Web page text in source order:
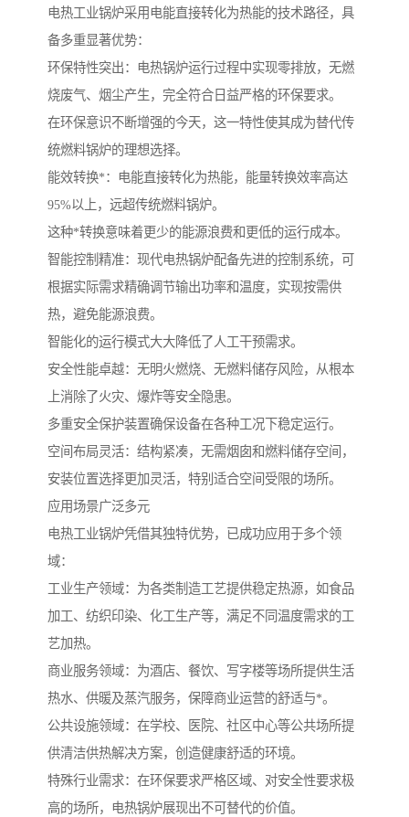
电热工业锅炉采用电能直接转化为热能的技术路径，具
备多重显著优势：
环保特性突出：电热锅炉运行过程中实现零排放，无燃
烧废气、烟尘产生，完全符合日益严格的环保要求。
在环保意识不断增强的今天，这一特性使其成为替代传
统燃料锅炉的理想选择。
能效转换*：电能直接转化为热能，能量转换效率高达
95%以上，远超传统燃料锅炉。
这种*转换意味着更少的能源浪费和更低的运行成本。
智能控制精准：现代电热锅炉配备先进的控制系统，可
根据实际需求精确调节输出功率和温度，实现按需供
热，避免能源浪费。
智能化的运行模式大大降低了人工干预需求。
安全性能卓越：无明火燃烧、无燃料储存风险，从根本
上消除了火灾、爆炸等安全隐患。
多重安全保护装置确保设备在各种工况下稳定运行。
空间布局灵活：结构紧凑，无需烟囱和燃料储存空间，
安装位置选择更加灵活，特别适合空间受限的场所。
应用场景广泛多元
电热工业锅炉凭借其独特优势，已成功应用于多个领
域：
工业生产领域：为各类制造工艺提供稳定热源，如食品
加工、纺织印染、化工生产等，满足不同温度需求的工
艺加热。
商业服务领域：为酒店、餐饮、写字楼等场所提供生活
热水、供暖及蒸汽服务，保障商业运营的舒适与*。
公共设施领域：在学校、医院、社区中心等公共场所提
供清洁供热解决方案，创造健康舒适的环境。
特殊行业需求：在环保要求严格区域、对安全性要求极
高的场所，电热锅炉展现出不可替代的价值。